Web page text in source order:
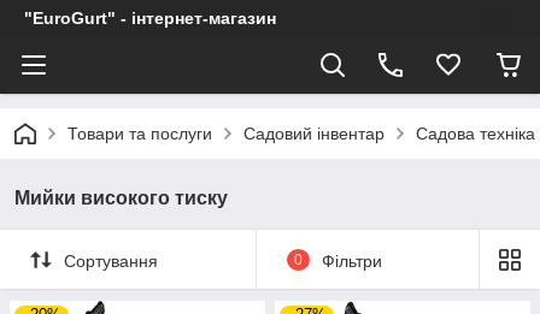
"EuroGurt" - інтернет-магазин
Товари та послуги Садовий інвентар Садова техніка
Мийки високого тиску
Сортування 0 Фільтри